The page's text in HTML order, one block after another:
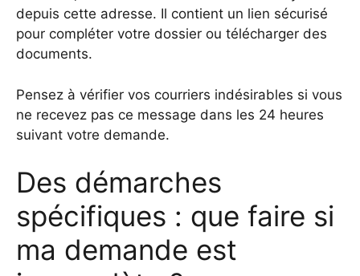
depuis cette adresse. Il contient un lien sécurisé
pour compléter votre dossier ou télécharger des
documents.
Pensez à vérifier vos courriers indésirables si vous
ne recevez pas ce message dans les 24 heures
suivant votre demande.
Des démarches
spécifiques : que faire si
ma demande est